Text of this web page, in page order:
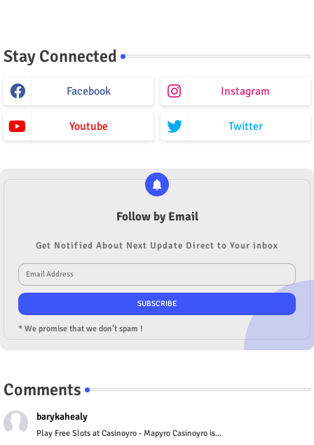
Stay Connected
Facebook Instagram
Youtube Twitter
Follow by Email
Get Notified About Next Update Direct to Your inbox
* We promise that we don't spam !
Comments
barykahealy
Play Free Slots at Casinoyro - Mapyro Casinoyro is...